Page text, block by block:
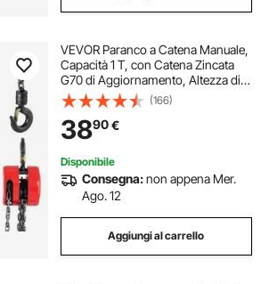
VEVOR Paranco a Catena Manuale,
Capacità 1 T, con Catena Zincata
G70 di Aggiornamento, Altezza di
Sollevamento 3 m, Paranco a
Puleggia per Macchinari
Automobilistici da Magazzino,
Rosso
(166)
3890€
Disponibile
Consegna:non appena Mer.
Ago. 12
Aggiungi al carrello